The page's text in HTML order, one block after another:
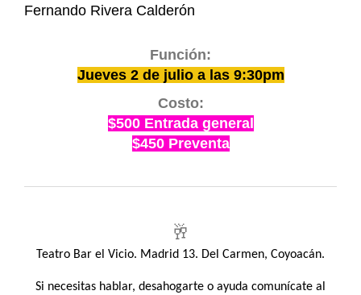
Fernando Rivera Calderón
Función:
Jueves 2 de julio a las 9:30pm
Costo:
$500 Entrada general
$450 Preventa
🥂
Teatro Bar el Vicio. Madrid 13. Del Carmen, Coyoacán.
Si necesitas hablar, desahogarte o ayuda comunícate al